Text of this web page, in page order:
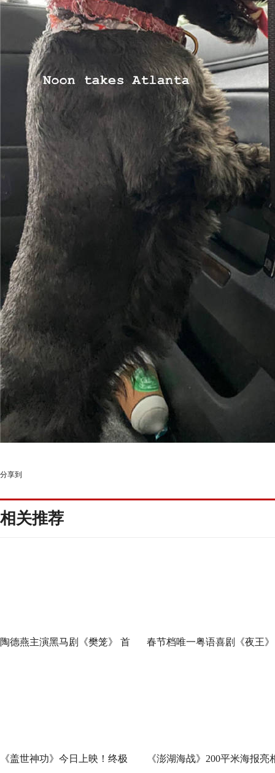
分享到
相关推荐
陶德燕主演黑马剧《樊笼》 首 春节档唯一粤语喜剧《夜王》
《盖世神功》今日上映！终极 《澎湖海战》200平米海报亮